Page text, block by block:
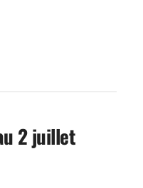
2 juillet